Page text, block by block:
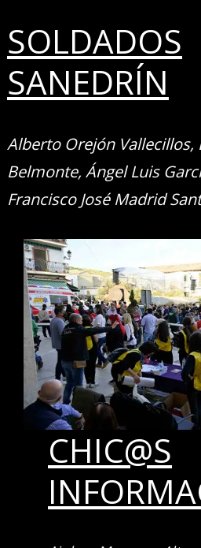
SOLDADOS
SANEDRÍN
Alberto Orejón Vallecillos,
Belmonte, Ángel Luis
Francisco José Madrid
CHIC@S